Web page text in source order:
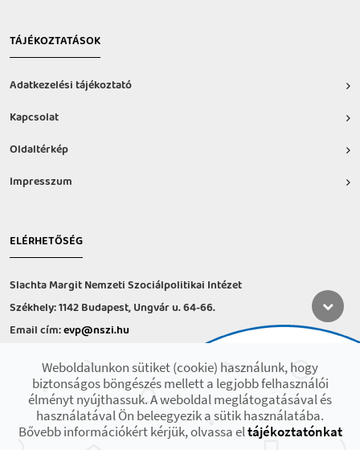
TÁJÉKOZTATÁSOK
Adatkezelési tájékoztató
Kapcsolat
Oldaltérkép
Impresszum
ELÉRHETŐSÉG
Slachta Margit Nemzeti Szociálpolitikai Intézet
Székhely: 1142 Budapest, Ungvár u. 64-66.
Email cím:evp@nszi.hu
hétfő-csütörtök: 8:00-16:00
péntek: 8:00-14.00
2021 © Minden jog fenntartva! Készült az EFOP-1.9.3-VEKOP-17 projekt
Weboldalunkon sütiket (cookie) használunk, hogy
biztonságos böngészés mellett a legjobb felhasználói
élményt nyújthassuk. A weboldal meglátogatásával és
használatával Ön beleegyezik a sütik használatába.
Bővebb információkért kérjük, olvassa eltájékoztatónkat